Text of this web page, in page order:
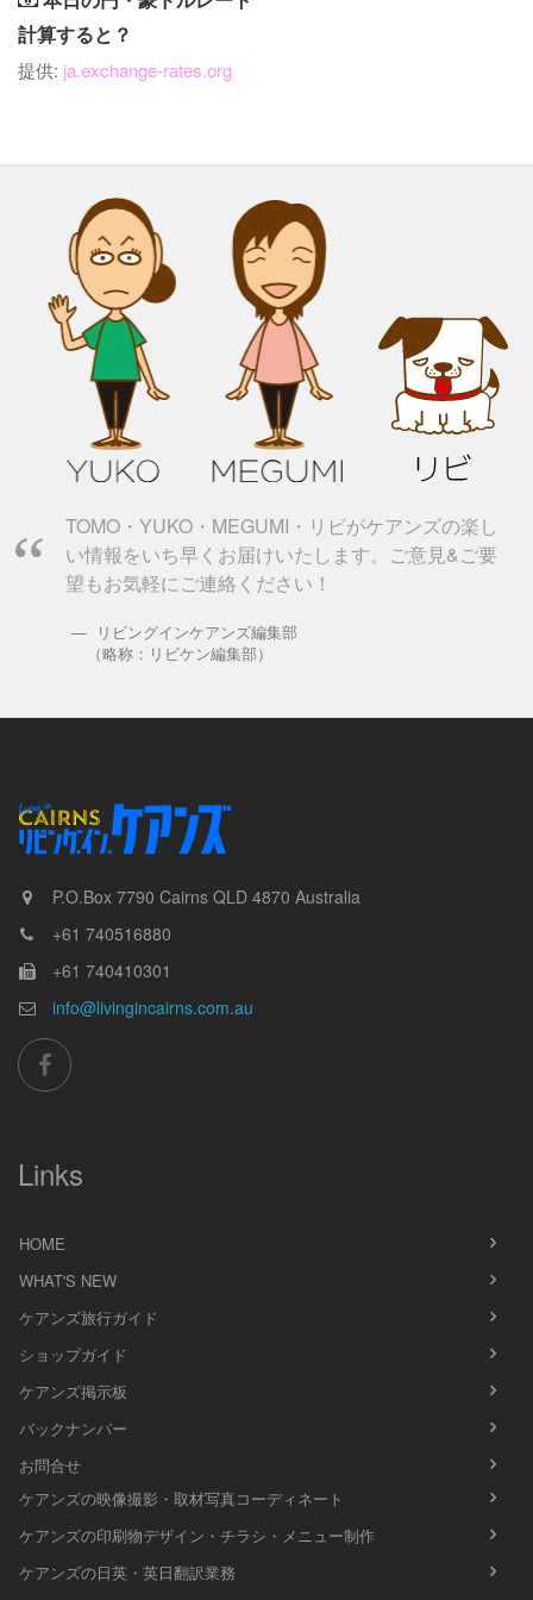
計算すると？
提供: ja.exchange-rates.org
TOMO・YUKO・MEGUMI・リビがケアンズの楽し
い情報をいち早くお届けいたします。ご意見&ご要
望もお気軽にご連絡ください！
リビングインケアンズ編集部
（略称：リビケン編集部）
P.O.Box 7790 Cairns QLD 4870 Australia
+61 740516880
+61 740410301
info@livingincairns.com.au
Links
HOME
WHAT'S NEW
ケアンズ旅行ガイド
ショップガイド
ケアンズ掲示板
バックナンバー
お問合せ
ケアンズの映像撮影・取材写真コーディネート
ケアンズの印刷物デザイン・チラシ・メニュー制作
ケアンズの日英・英日翻訳業務